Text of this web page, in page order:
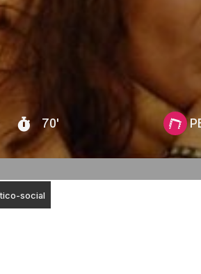
70'
social